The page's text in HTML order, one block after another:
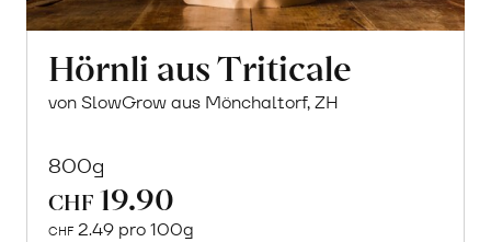
Hörnli aus Triticale
von SlowGrow aus Mönchaltorf, ZH
800g
CHF 19.90
CHF 2.49 pro 100g